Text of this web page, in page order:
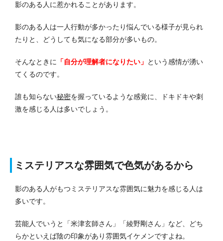
影のある人に惹かれることがあります。
影のある人は一人行動が多かったり悩んでいる様子が見られ
たりと、どうしても気になる部分が多いもの。
そんなときに 「自分が理解者になりたい」 という感情が湧い
てくるのです。
誰も知らない秘密を握っているような感覚に、ドキドキや刺
激を感じる人は多いでしょう。
ミステリアスな雰囲気で色気があるから
影のある人がもつミステリアスな雰囲気に魅力を感じる人は
多いです。
芸能人でいうと「米津玄師さん」「綾野剛さん」など、どち
らかといえば陰の印象があり雰囲気イケメンですよね。